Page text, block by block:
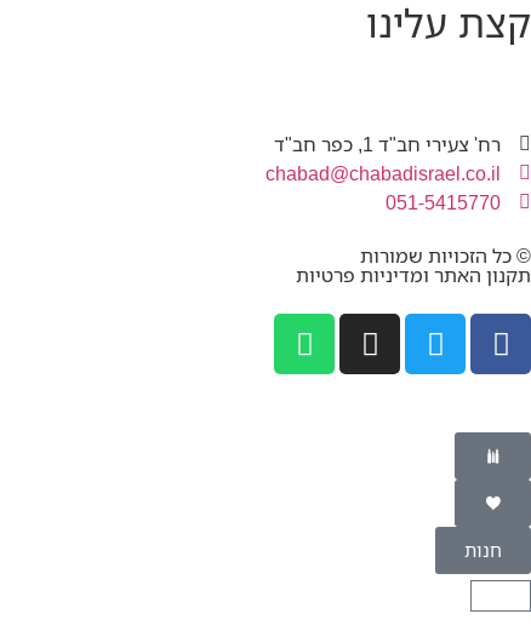
קצת עלינו
רח' צעירי חב"ד 1, כפר חב"ד
chabad@chabadisrael.co.il
051-5415770
© כל הזכויות שמורות
תקנון האתר ומדיניות פרטיות
חנות